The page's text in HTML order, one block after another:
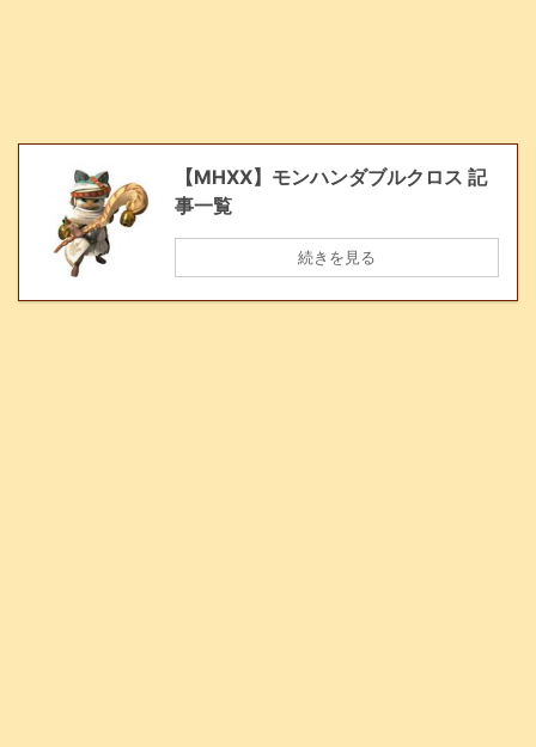
【MHXX】モンハンダブルクロス 記
事一覧
続きを見る